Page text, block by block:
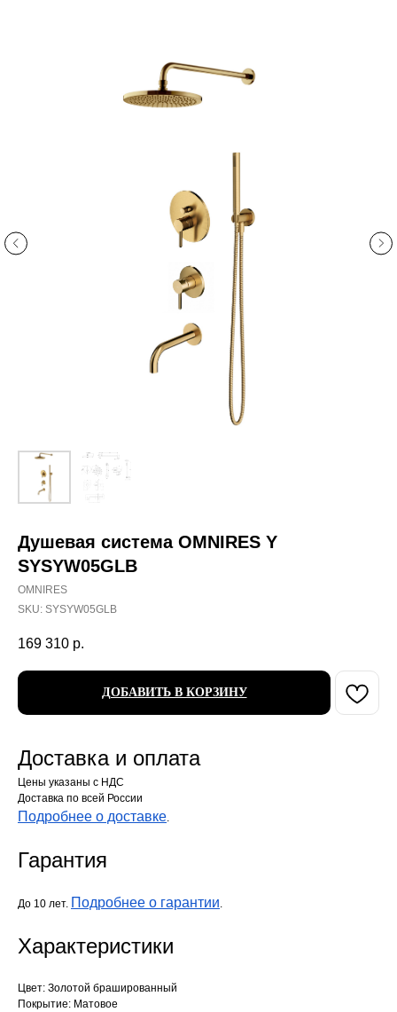
Душевая система OMNIRES Y
SYSYW05GLB
OMNIRES
SKU: SYSYW05GLB
169 310 р.
ДОБАВИТЬ В КОРЗИНУ
Доставка и оплата
Цены указаны с НДС
Доставка по всей России
Подробнее о доставке.
Гарантия
До 10 лет. Подробнее о гарантии.
Характеристики
Цвет: Золотой брашированный
Покрытие: Матовое